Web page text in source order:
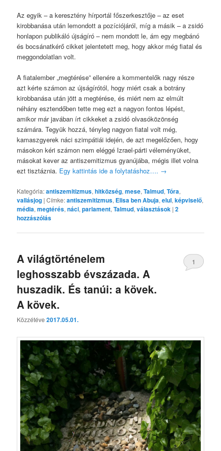
Az egyik – a keresztény hírportál főszerkesztője – az eset
kirobbanása után lemondott a pozíciójáról, míg a másik – a zsidó
honlapon publikáló újságíró – nem mondott le, ám egy megbánó
és bocsánatkérő cikket jelentetett meg, hogy akkor még fiatal és
meggondolatlan volt.
A fiatalember „megtérése” ellenére a kommentelők nagy része
azt kérte számon az újságírótól, hogy miért csak a botrány
kirobbanása után jött a megtérése, és miért nem az elmúlt
néhány esztendőben tette meg ezt a nagyon fontos lépést,
amikor már javában írt cikkeket a zsidó olvasóközönség
számára. Tegyük hozzá, tényleg nagyon fiatal volt még,
kamaszgyerek náci szimpátiái idején, de azt megelőzően, hogy
másokon kéri számon nem eléggé Izrael-párti véleményüket,
másokat kever az antiszemitizmus gyanújába, mégis illet volna
ezt tisztáznia. Egy kattintás ide a folytatáshoz…. →
Kategória:antiszemitizmus,hitközség,mese,Talmud,Tóra,
vallásjog |Címke:antiszemitizmus, Elisa ben Abuja,elul,képviselő,
média,megtérés,náci,parlament,Talmud,választások |2
hozzászólás
A világtörténelem
leghosszabb évszázada. A
huszadik. És tanúi: a kövek.
A kövek.
Közzétéve2017.05.01.
1